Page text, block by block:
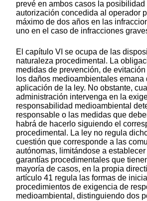
prevé en ambos casos la
autorización concedida al operador
máximo de dos años en las
uno en el caso de infracciones
El capítulo VI se ocupa de las
naturaleza procedimental. La
medidas de prevención, de
los daños medioambientales emana
aplicación de la ley. No obstante,
administración intervenga en la
responsabilidad medioambiental
responsable o las medidas que
habrá de hacerlo siguiendo el
procedimental. La ley no regula
cuestión que corresponde a las
autónomas, limitándose a
garantías procedimentales que
mayoría de casos, en la propia
artículo 41 regula las formas de
procedimientos de exigencia de
medioambiental, distinguiendo dos